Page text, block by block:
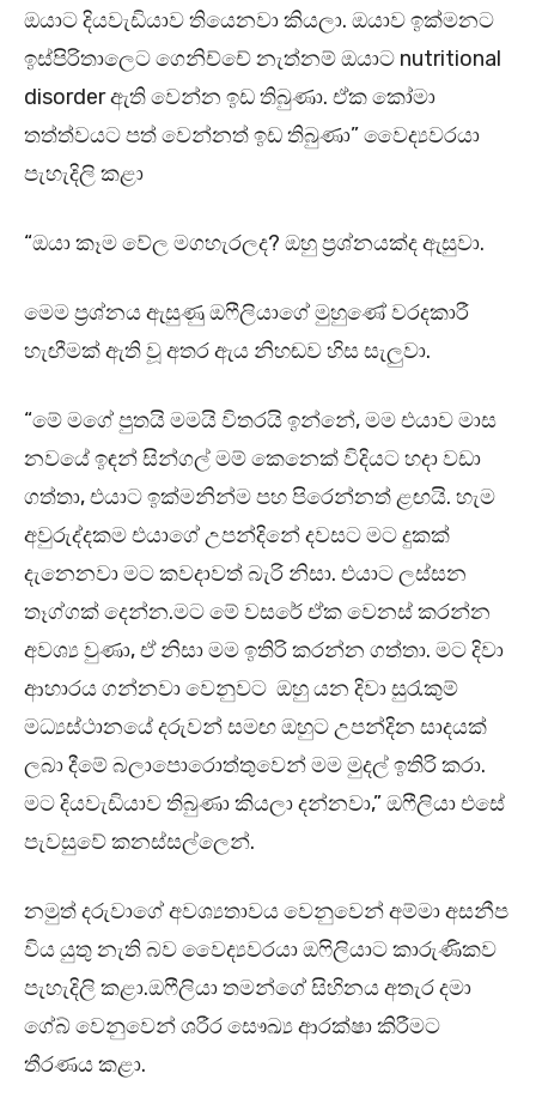
ඔයාට දියවැඩියාව තියෙනවා කියලා. ඔයාව ඉක්මනට
ඉස්පිරිතාලෙට ගෙනිච්චේ නැත්නම් ඔයාට nutritional
disorder ඇති වෙන්න ඉඩ තිබුණා. ඒක කෝමා
තත්ත්වයට පත් වෙන්නත් ඉඩ තිබුණා” වෛද්‍යවරයා
පැහැදිලි කළා
“ඔයා කෑම වේල මගහැරලද? ඔහු ප්‍රශ්නයක්ද ඇසුවා.
මෙම ප්‍රශ්නය ඇසුණු ඔෆීලියාගේ මුහුණේ වරදකාරී
හැඟීමක් ඇති වූ අතර ඇය නිහඬව හිස සැලුවා.
“මේ මගේ පුතයි මමයි විතරයි ඉන්නේ, මම එයාව මාස
නවයේ ඉඳන් සින්ගල් මම් කෙනෙක් විදියට හදා වඩා
ගත්තා, එයාට ඉක්මනින්ම පහ පිරෙන්නත් ළඟයි. හැම
අවුරුද්දකම එයාගේ උපන්දිනේ දවසට මට දුකක්
දැනෙනවා මට කවදාවත් බැරි නිසා. එයාට ලස්සන
තෑග්ගක් දෙන්න.මට මේ වසරේ ඒක වෙනස් කරන්න
අවශ්‍ය වුණා, ඒ නිසා මම ඉතිරි කරන්න ගත්තා. මට දිවා
ආහාරය ගන්නවා වෙනුවට ඔහු යන දිවා සුරැකුම්
මධ්‍යස්ථානයේ දරුවන් සමඟ ඔහුට උපන්දින සාදයක්
ලබා දීමේ බලාපොරොත්තුවෙන් මම මුදල් ඉතිරි කරා.
මට දියවැඩියාව තිබුණා කියලා දන්නවා,” ඔෆීලියා එසේ
පැවසුවේ කනස්සල්ලෙන්.
නමුත් දරුවාගේ අවශ්‍යතාවය වෙනුවෙන් අම්මා අසනීප
විය යුතු නැති බව වෛද්‍යවරයා ඔෆිලියාට කාරුණිකව
පැහැදිලි කළා.ඔෆීලියා තමන්ගේ සිහිනය අතැර දමා
ගේබ් වෙනුවෙන් ශරීර සෞඛ්‍ය ආරක්ෂා කිරීමට
තීරණය කළා.